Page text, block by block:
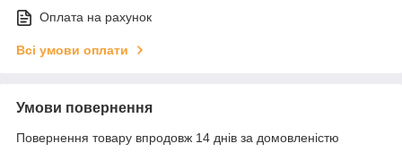
Оплата на рахунок
Всі умови оплати
Умови повернення
Повернення товару впродовж 14 днів за домовленістю